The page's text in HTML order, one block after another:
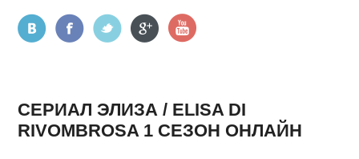
СЕРИАЛ ЭЛИЗА / ELISA DI
RIVOMBROSA 1 СЕЗОН ОНЛАЙН